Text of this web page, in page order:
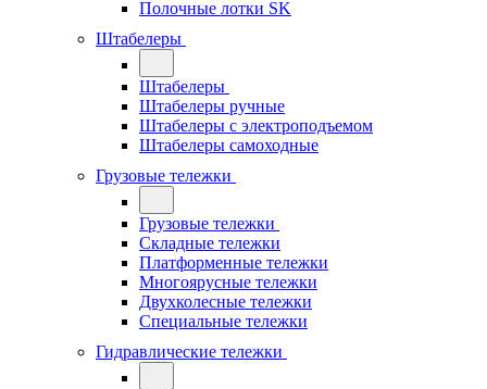
Полочные лотки SK
Штабелеры
Штабелеры
Штабелеры ручные
Штабелеры с электроподъемом
Штабелеры самоходные
Грузовые тележки
Грузовые тележки
Складные тележки
Платформенные тележки
Многоярусные тележки
Двухколесные тележки
Специальные тележки
Гидравлические тележки